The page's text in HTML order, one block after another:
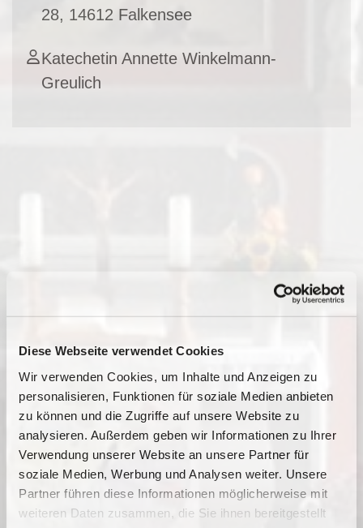
Diese Webseite verwendet Cookies
Wir verwenden Cookies, um Inhalte und Anzeigen zu
personalisieren, Funktionen für soziale Medien anbieten
zu können und die Zugriffe auf unsere Website zu
analysieren. Außerdem geben wir Informationen zu Ihrer
Verwendung unserer Website an unsere Partner für
soziale Medien, Werbung und Analysen weiter. Unsere
Partner führen diese Informationen möglicherweise mit
weiteren Daten zusammen, die Sie ihnen bereitgestellt
28, 14612 Falkensee
Katechetin Annette Winkelmann-
Greulich
Dies könnte Sie auch
interessieren